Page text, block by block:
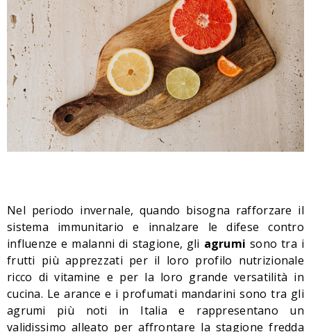
Nel periodo invernale, quando bisogna rafforzare il
sistema immunitario e innalzare le difese contro
influenze e malanni di stagione, gli agrumi sono tra i
frutti più apprezzati per il loro profilo nutrizionale
ricco di vitamine e per la loro grande versatilità in
cucina. Le arance e i profumati mandarini sono tra gli
agrumi più noti in Italia e rappresentano un
validissimo alleato per affrontare la stagione fredda